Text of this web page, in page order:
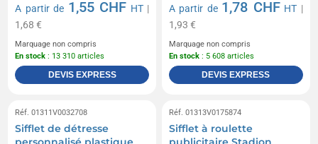
A partir de 1,55 CHF HT|
1,68 €
Marquage non compris
En stock : 13 310 articles
DEVIS EXPRESS
A partir de 1,78 CHF HT |
1,93 €
Marquage non compris
En stock : 5 608 articles
DEVIS EXPRESS
Réf. 01311V0032708
Sifflet de détresse
Réf. 01313V0175874
Sifflet à roulette